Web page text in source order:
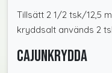
Tillsätt 2 1/2 tsk/12,5
kryddsalt används 2
Cajunkrydda